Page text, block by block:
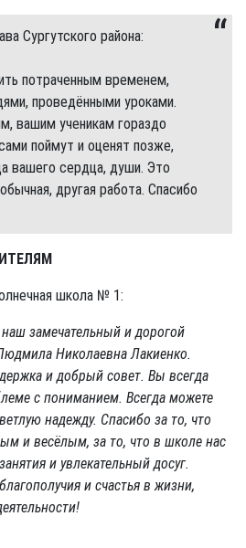
Сургутского района:
потраченным временем,
проведёнными уроками.
вашим ученикам гораздо
поймут и оценят позже,
вашего сердца, души. Это
другая работа. Спасибо
школа № 1:
замечательный и дорогой
Николаевна Лакиенко.
и добрый совет. Вы всегда
с пониманием. Всегда можете
надежду. Спасибо за то, что
и весёлым, за то, что в школе нас
и увлекательный досуг.
и счастья в жизни,